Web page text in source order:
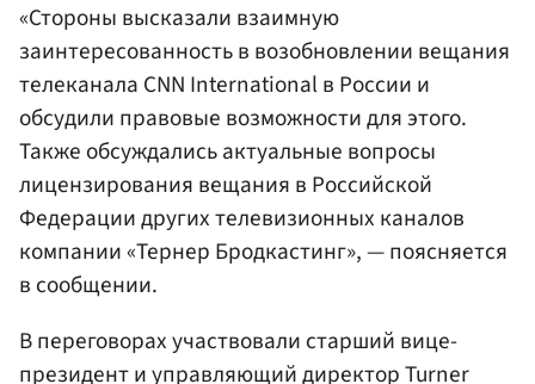
«Стороны высказали взаимную
заинтересованность в возобновлении вещания
телеканала CNN International в России и
обсудили правовые возможности для этого.
Также обсуждались актуальные вопросы
лицензирования вещания в Российской
Федерации других телевизионных каналов
компании «Тернер Бродкастинг», — поясняется
в сообщении.
В переговорах участвовали старший вице-
президент и управляющий директор Turner